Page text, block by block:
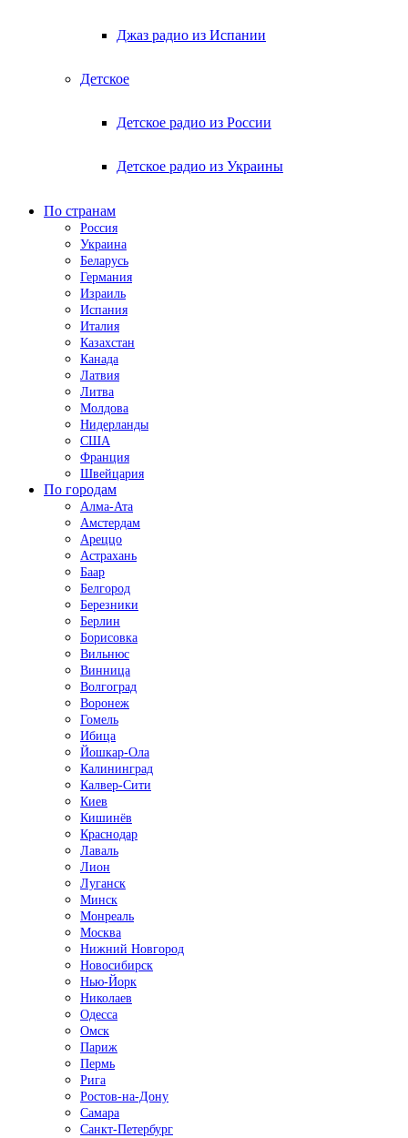
Джаз радио из Испании
Детское
Детское радио из России
Детское радио из Украины
По странам
Россия
Украина
Беларусь
Германия
Израиль
Испания
Италия
Казахстан
Канада
Латвия
Литва
Молдова
Нидерланды
США
Франция
Швейцария
По городам
Алма-Ата
Амстердам
Ареццо
Астрахань
Баар
Белгород
Березники
Берлин
Борисовка
Вильнюс
Винница
Волгоград
Воронеж
Гомель
Ибица
Йошкар-Ола
Калининград
Калвер-Сити
Киев
Кишинёв
Краснодар
Лаваль
Лион
Луганск
Минск
Монреаль
Москва
Нижний Новгород
Новосибирск
Нью-Йорк
Николаев
Одесса
Омск
Париж
Пермь
Рига
Ростов-на-Дону
Самара
Санкт-Петербург